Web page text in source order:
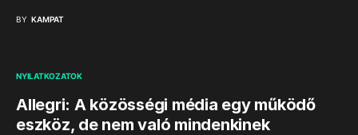
BY KAMPAT
NYILATKOZATOK
Allegri: A közösségi média egy működő
eszköz, de nem való mindenkinek